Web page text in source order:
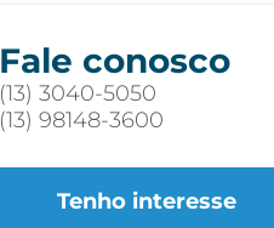
Fale conosco
(13) 3040-5050
(13) 98148-3600
Tenho interesse